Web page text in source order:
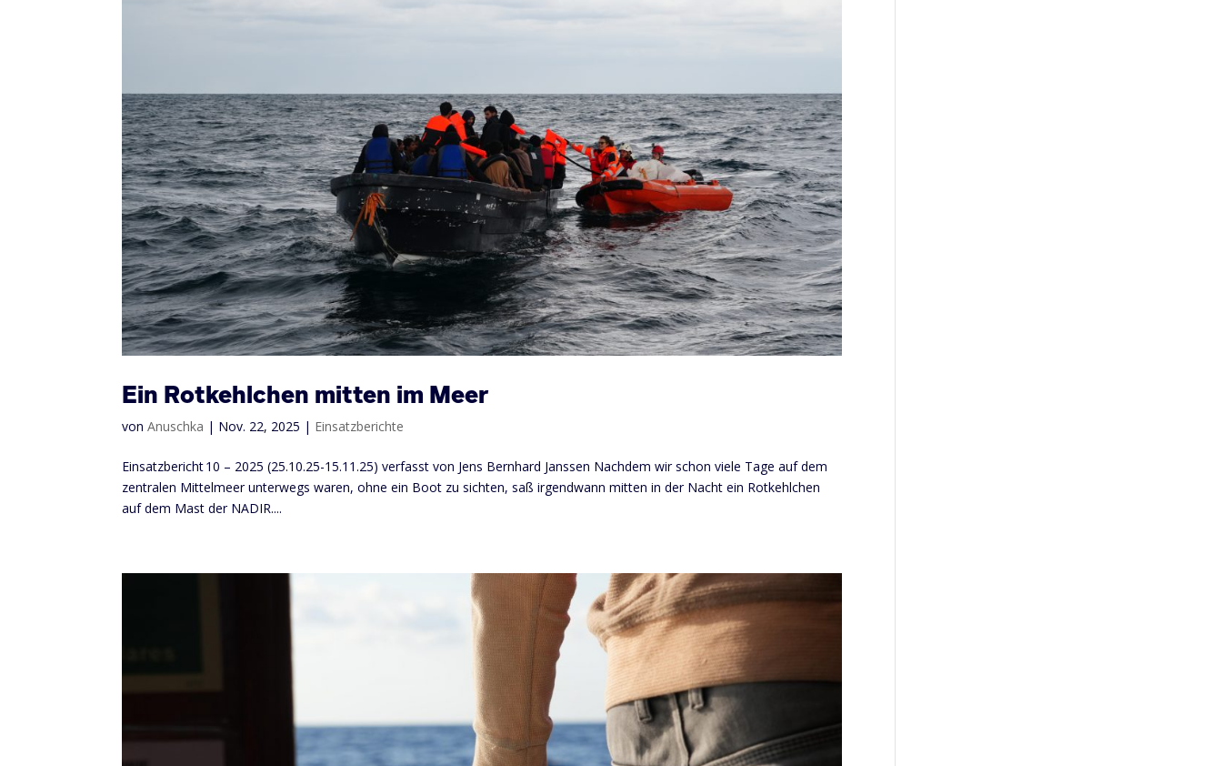
Ein Rotkehlchen mitten im Meer
vonAnuschka | Nov. 22, 2025 | Einsatzberichte
Einsatzbericht 10 – 2025 (25.10.25-15.11.25) verfasst von Jens Bernhard Janssen Nachdem wir schon viele Tage auf dem
zentralen Mittelmeer unterwegs waren, ohne ein Boot zu sichten, saß irgendwann mitten in der Nacht ein Rotkehlchen
auf dem Mast der NADIR....